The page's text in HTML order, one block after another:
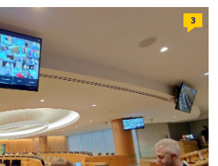
3